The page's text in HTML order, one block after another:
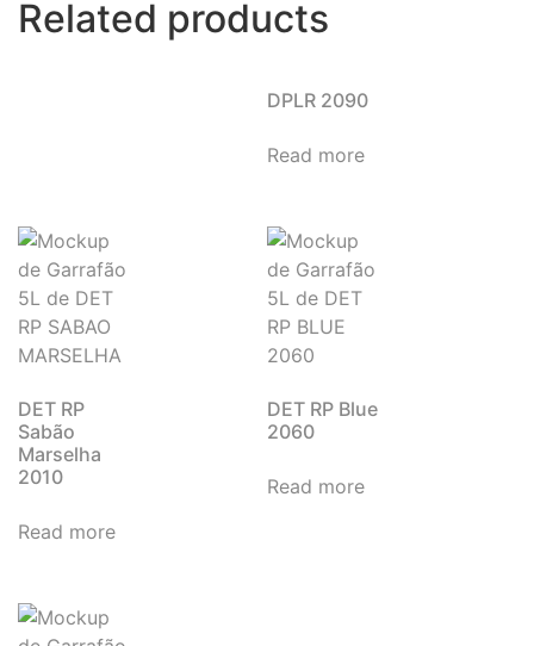
Related products
DPLR 2090
Read more
DET RP
Sabão
Marselha
2010
Read more
DET RP Blue
2060
Read more